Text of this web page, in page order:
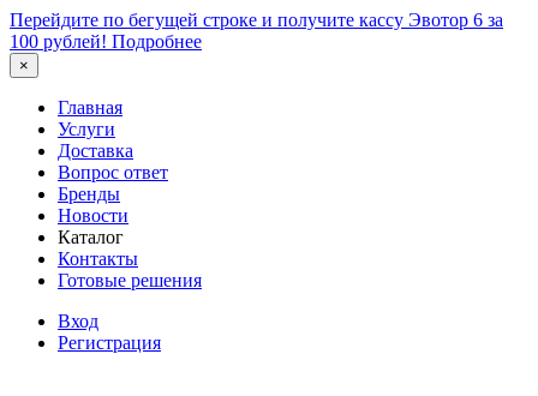
Перейдите по бегущей строке и получите кассу Эвотор 6 за
100 рублей! Подробнее
×
Главная
Услуги
Доставка
Вопрос ответ
Бренды
Новости
Каталог
Контакты
Готовые решения
Вход
Регистрация